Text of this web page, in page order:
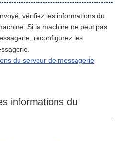
vérifiez les informations du
Si la machine ne peut pas
reconfigurez les
du serveur de messagerie
informations du